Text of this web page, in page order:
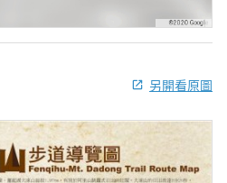
另開看原圖